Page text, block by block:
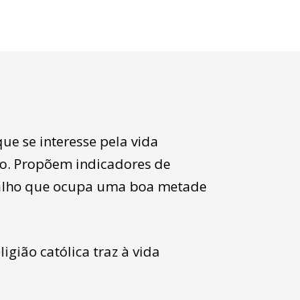
se interesse pela vida
Propõem indicadores de
que ocupa uma boa metade
católica traz à vida